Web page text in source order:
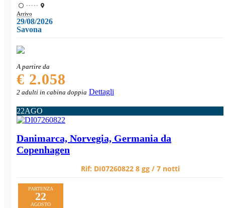
•••••
Arrivo
29/08/2026
Savona
A partire da
€ 2.058
2 adulti in cabina doppia Dettagli
22AGO
Danimarca, Norvegia, Germania da
Copenhagen
Rif: DI07260822 8 gg / 7 notti
PARTENZA
22
AGOSTO